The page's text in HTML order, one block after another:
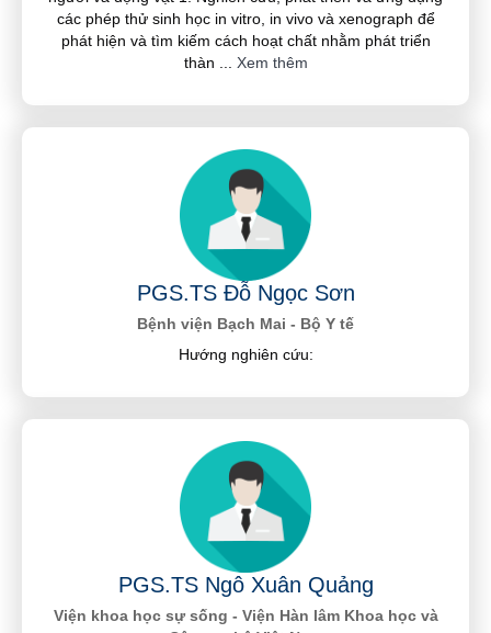
các phép thử sinh học in vitro, in vivo và xenograph để
phát hiện và tìm kiếm cách hoạt chất nhằm phát triển
thàn
Xem thêm
PGS.TS Đỗ Ngọc Sơn
Bệnh viện Bạch Mai - Bộ Y tế
Hướng nghiên cứu:
PGS.TS Ngô Xuân Quảng
Viện khoa học sự sống - Viện Hàn lâm Khoa học và